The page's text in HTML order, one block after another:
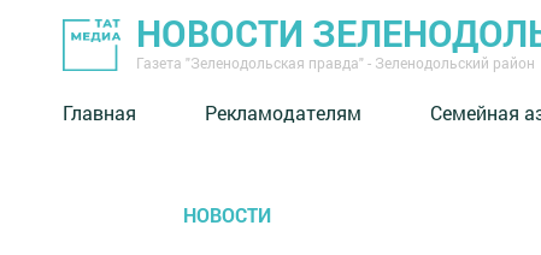
НОВОСТИ
Газета "Зеленодольская правда" - Зеленодольский район
Главная Рекламодателям Семейная
НОВОСТИ